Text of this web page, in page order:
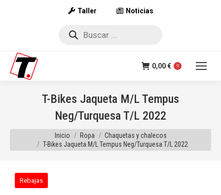
Taller Noticias
Búsqueda
0,00€ 0
T-Bikes Jaqueta M/L Tempus
Neg/Turquesa T/L 2022
Estás aquí:
Inicio Ropa
Chaquetas y chalecos
T-Bikes Jaqueta M/L Tempus Neg/Turquesa T/L 2022
Rebajas